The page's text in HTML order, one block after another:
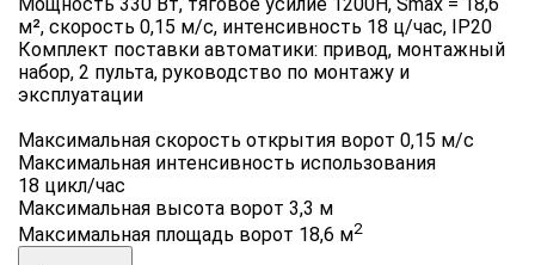
м², скорость 0,15 м/с, интенсивность 18 ц/час, IP20
Комплект поставки автоматики: привод, монтажный
набор, 2 пульта, руководство по монтажу и
эксплуатации
Максимальная скорость открытия ворот 0,15 м/с
Максимальная интенсивность использования
18 цикл/час
Максимальная высота ворот 3,3 м
Максимальная площадь ворот 18,6 м2